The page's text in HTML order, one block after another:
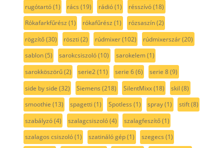
rugótartó(1) rács (19) rádió(1) résszívó(18)
Rókafarkfűrész (1) rókafűrész (1) rózsaszín(2)
rögzítő(30) röszti (2) rúdmixer(102) rúdmixerszár(20)
sablon(5) sarokcsiszoló(10) sarokelem(1)
sarokköszörű(2) serie2(11) serie 6(6) serie 8(9)
side by side (32) Siemens (218) SilentMixx(18) skil (8)
smoothie (13) spagetti (1) Spotless (1) spray(1) stift(8)
szabályzó(4) szalagcsiszoló(4) szalagfeszítő(1)
szalagos csiszoló(1) szatináló gép(1) szegecs (1)